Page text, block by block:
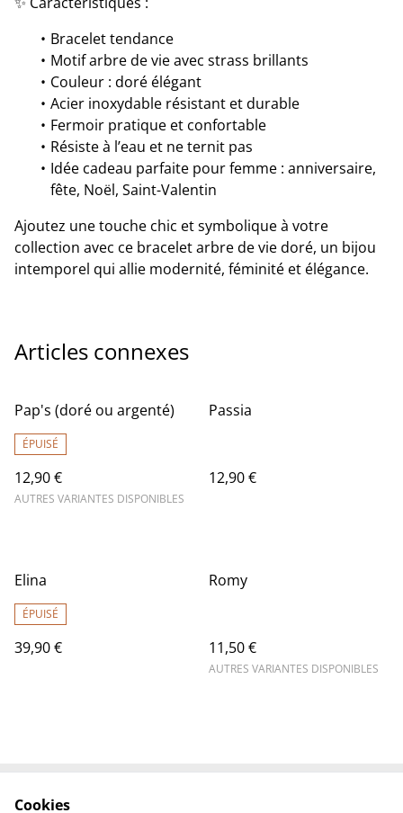
Bracelet tendance
Motif arbre de vie avec strass brillants
Couleur : doré élégant
Acier inoxydable résistant et durable
Fermoir pratique et confortable
Résiste à l’eau et ne ternit pas
Idée cadeau parfaite pour femme : anniversaire,
fête, Noël, Saint-Valentin
Ajoutez une touche chic et symbolique à votre
collection avec ce bracelet arbre de vie doré, un bijou
intemporel qui allie modernité, féminité et élégance.
Articles connexes
Pap's (doré ou argenté)
ÉPUISÉ
12,90 €
AUTRES VARIANTES DISPONIBLES
Passia
12,90 €
Elina
ÉPUISÉ
39,90 €
Romy
11,50 €
AUTRES VARIANTES DISPONIBLES
Cookies